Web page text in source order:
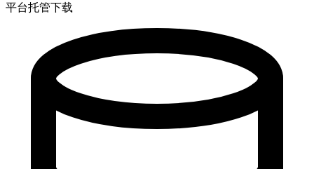
平台托管下载